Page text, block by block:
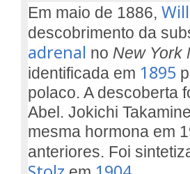
Em maio de 1886,
descobrimento da
adrenal no New York
identificada em 1895
polaco. A descoberta
Abel. Jokichi
mesma hormona em
anteriores. Foi